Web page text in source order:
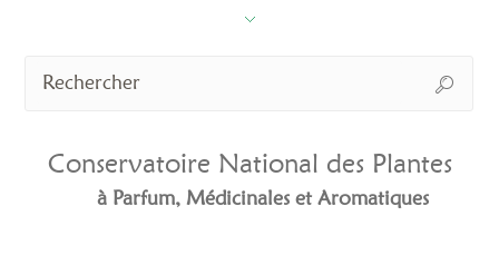
Conservatoire National des Plantes
à Parfum, Médicinales et Aromatiques